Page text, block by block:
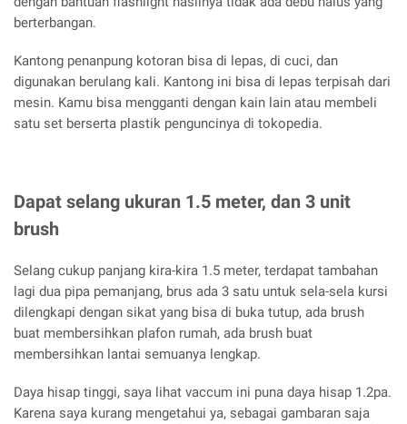
berterbangan.
Kantong penanpung kotoran bisa di lepas, di cuci, dan
digunakan berulang kali. Kantong ini bisa di lepas terpisah dari
mesin. Kamu bisa mengganti dengan kain lain atau membeli
satu set berserta plastik penguncinya di tokopedia.
Dapat selang ukuran 1.5 meter, dan 3 unit
brush
Selang cukup panjang kira-kira 1.5 meter, terdapat tambahan
lagi dua pipa pemanjang, brus ada 3 satu untuk sela-sela kursi
dilengkapi dengan sikat yang bisa di buka tutup, ada brush
buat membersihkan plafon rumah, ada brush buat
membersihkan lantai semuanya lengkap.
Daya hisap tinggi, saya lihat vaccum ini puna daya hisap 1.2pa.
Karena saya kurang mengetahui ya, sebagai gambaran saja